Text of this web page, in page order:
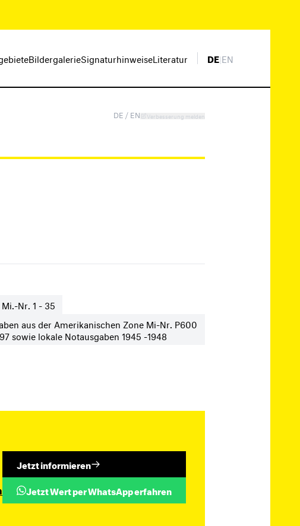
BildergalerieSignaturhinweiseLiteratur DE|EN
DE / EN Verbesserung melden
Nr. 1 - 35
aus der Amerikanischen Zone Mi-Nr. P600
sowie lokale Notausgaben 1945 -1948
Jetzt informieren
Jetzt Wert per WhatsApp erfahren